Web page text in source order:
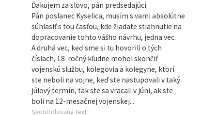
Ďakujem za slovo, pán predsedajúci.
Pán poslanec Kyselica, musím s vami absolútne
súhlasiť s tou časťou, kde žiadate stiahnutie na
dopracovanie tohto vášho návrhu, jedna vec.
A druhá vec, keď sme si tu hovorili o tých
číslach, 18-ročný kľudne mohol skončiť
vojenskú službu, kolegovia a kolegyne, ktorí
ste neboli na vojne, keď ste nastupovali v taký
júlový termín, tak ste sa vracali v júni, ak ste
boli na 12-mesačnej vojenskej...
Skontrolovaný text